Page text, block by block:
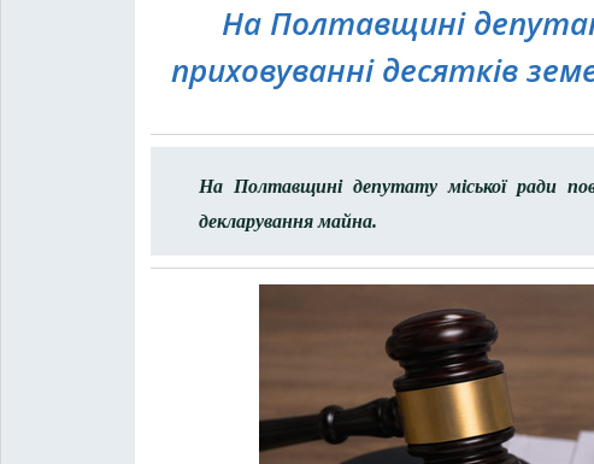
На Полтавщині
приховуванні десятків
На Полтавщині депутату міської ради
декларування майна.